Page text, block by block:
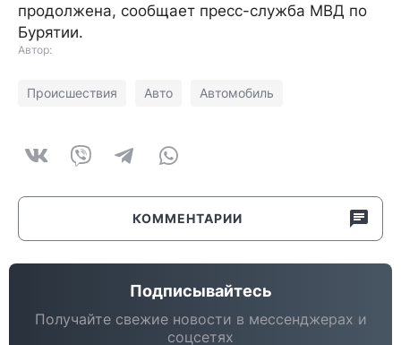
продолжена, сообщает пресс-служба МВД по
Бурятии.
Автор:
Происшествия Авто Автомобиль
КОММЕНТАРИИ
Подписывайтесь
Получайте свежие новости в мессенджерах и
соцсетях